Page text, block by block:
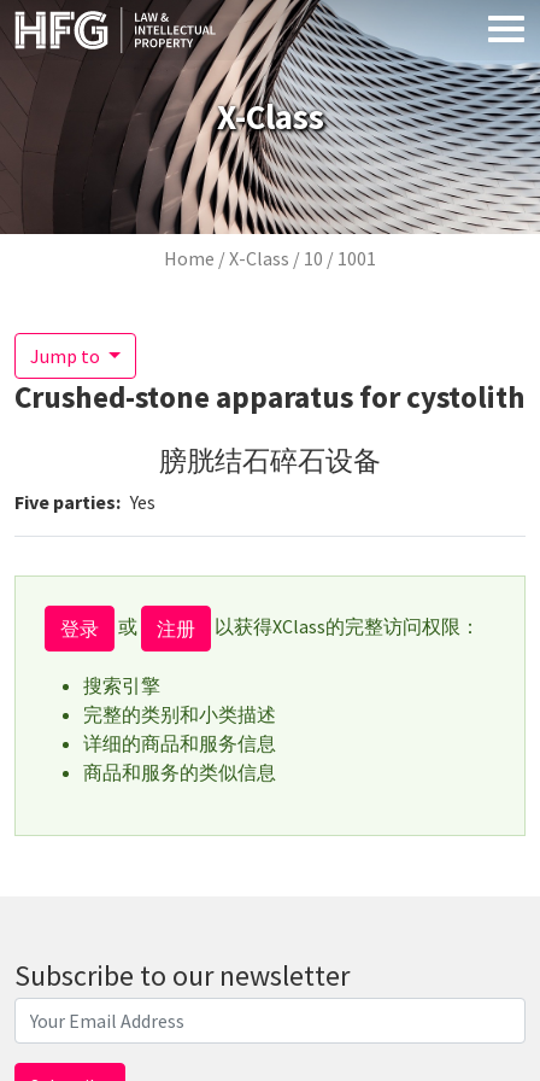
Skip to main content
X-Class
Breadcrumb
Home X-Class 10 1001
Jump to
Crushed-stone apparatus for cystolith
膀胱结石碎石设备
Five parties Yes
登录 或 注册 以获得XClass的完整访问权限：
搜索引擎
完整的类别和小类描述
详细的商品和服务信息
商品和服务的类似信息
Subscribe to our newsletter